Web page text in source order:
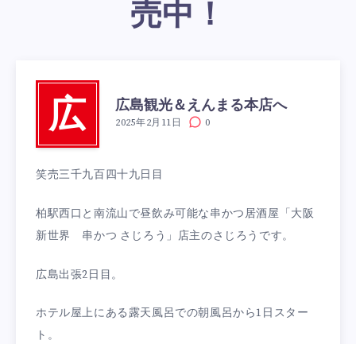
売中！
広 広島観光＆えんまる本店へ
2025年2月11日 0
笑売三千九百四十九日目
柏駅西口と南流山で昼飲み可能な串かつ居酒屋「大阪
新世界 串かつ さじろう」店主のさじろうです。
広島出張2日目。
ホテル屋上にある露天風呂での朝風呂から1日スター
ト。